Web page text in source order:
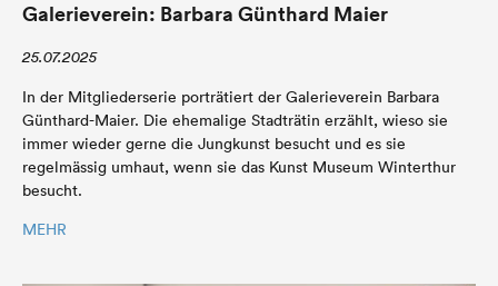
Galerieverein: Barbara Günthard Maier
25.07.2025
In der Mitgliederserie porträtiert der Galerieverein Barbara
Günthard-Maier. Die ehemalige Stadträtin erzählt, wieso sie
immer wieder gerne die Jungkunst besucht und es sie
regelmässig umhaut, wenn sie das Kunst Museum Winterthur
besucht.
MEHR